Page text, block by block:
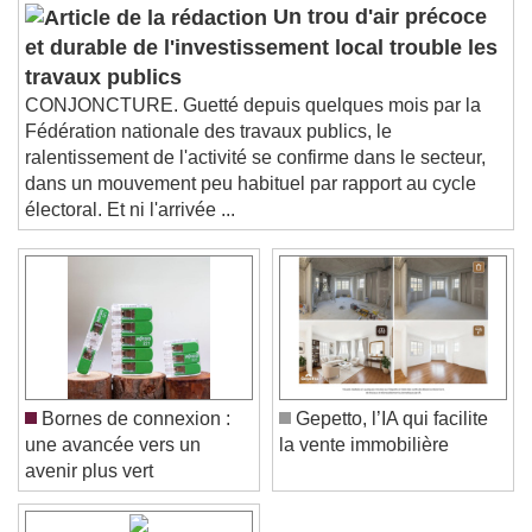
Picture-in-Picture
Fullscreen
This is a modal window.
Beginning of dialog window. Escape will cancel
and close the window.
Text
Color Opacity
Text Background
Color
Caption Area Background
Color
Font Size
Text Edge Style
Un trou d'air précoce
et durable de l'investissement local trouble les
travaux publics
CONJONCTURE. Guetté depuis quelques mois par la
Fédération nationale des travaux publics, le
ralentissement de l'activité se confirme dans le secteur,
dans un mouvement peu habituel par rapport au cycle
électoral. Et ni l'arrivée ...
Bornes de connexion :
une avancée vers un
avenir plus vert
Gepetto, l’IA qui facilite